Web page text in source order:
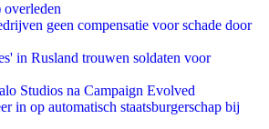
overleden
geen compensatie voor schade door
in Rusland trouwen soldaten voor
Studios na Campaign Evolved
in op automatisch staatsburgerschap bij